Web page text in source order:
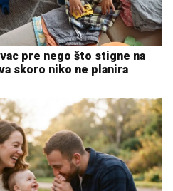
pre nego što stigne na
skoro niko ne planira